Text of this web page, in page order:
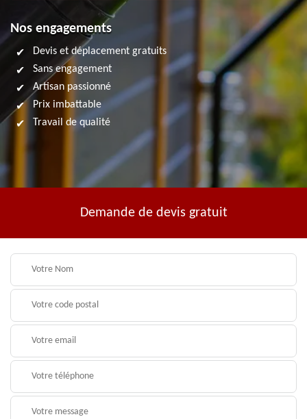
Nos engagements
Devis et déplacement gratuits
Sans engagement
Artisan passionné
Prix imbattable
Travail de qualité
Demande de devis gratuit